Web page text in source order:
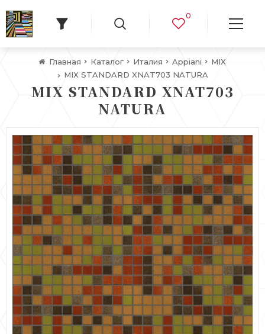
0
Главная Каталог Италия Appiani
MIX
MIX STANDARD XNAT703 NATURA
MIX STANDARD XNAT703
NATURA